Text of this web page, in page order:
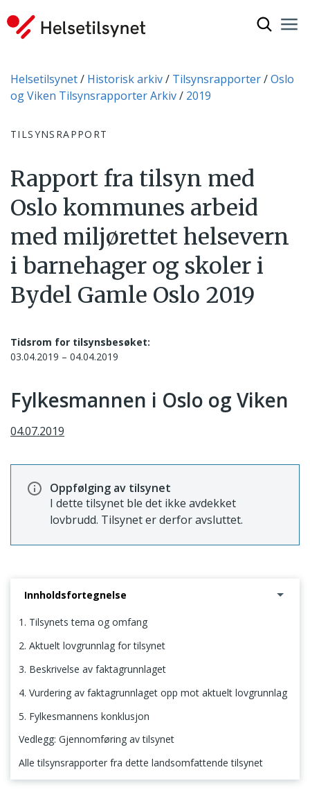
Du er her:
Helsetilsynet Historisk arkiv Tilsynsrapporter
Oslo
og Viken Tilsynsrapporter Arkiv
2019
TILSYNSRAPPORT
Rapport fra tilsyn med
Oslo kommunes arbeid
med miljørettet helsevern
i barnehager og skoler i
Bydel Gamle Oslo 2019
Tidsrom for tilsynsbesøket:
03.04.2019 – 04.04.2019
Fylkesmannen i Oslo og Viken
04.07.2019
Oppfølging av tilsynet
I dette tilsynet ble det ikke avdekket
lovbrudd. Tilsynet er derfor avsluttet.
Innholdsfortegnelse
1. Tilsynets tema og omfang
2. Aktuelt lovgrunnlag for tilsynet
3. Beskrivelse av faktagrunnlaget
4. Vurdering av faktagrunnlaget opp mot aktuelt lovgrunnlag
5. Fylkesmannens konklusjon
Vedlegg: Gjennomføring av tilsynet
Alle tilsynsrapporter fra dette landsomfattende tilsynet